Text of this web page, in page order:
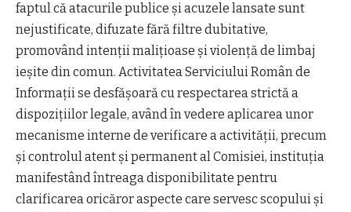
faptul că atacurile publice și acuzele lansate sunt
nejustificate, difuzate fără filtre dubitative,
promovând intenții malițioase și violență de limbaj
ieșite din comun. Activitatea Serviciului Român de
Informații se desfășoară cu respectarea strictă a
dispozițiilor legale, având în vedere aplicarea unor
mecanisme interne de verificare a activității, precum
și controlul atent și permanent al Comisiei, instituția
manifestând întreaga disponibilitate pentru
clarificarea oricăror aspecte care servesc scopului și